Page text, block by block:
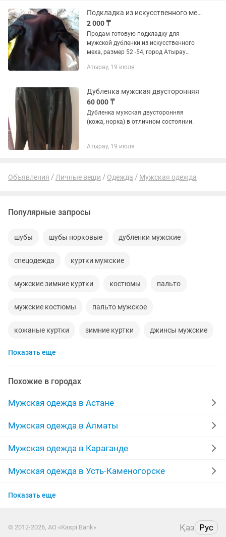
Подкладка из искусственного меха для дубленки
2 000 ₸
Продам готовую подкладку для
мужской дубленки из искусственного
меха, размер 52 -54, город Атырау
Атырау, 19 июля
Дубленка мужская двусторонняя
60 000 ₸
Дубленка мужская двусторонняя
(кожа, норка) в отличном состоянии.
Атырау, 19 июля
Объявления Личные вещи Одежда Мужская одежда
Популярные запросы
шубы шубы норковые дубленки мужские
спецодежда куртки мужские
мужские зимние куртки костюмы пальто
мужские костюмы пальто мужское
кожаные куртки зимние куртки джинсы мужские
рубашки
кожаные пиджаки жилетки
брюки мужские новая форма
пижама штаны nike зимние пуховики
новые турция бренд свитер мужской
мужская норковая шуба
Показать еще
Похожие в городах
Мужская одежда в Астане
Мужская одежда в Алматы
Мужская одежда в Караганде
Мужская одежда в Усть-Каменогорске
Мужская одежда в Актобе
Показать еще
© 2012-2026, АО «Kaspi Bank» Қаз Рус